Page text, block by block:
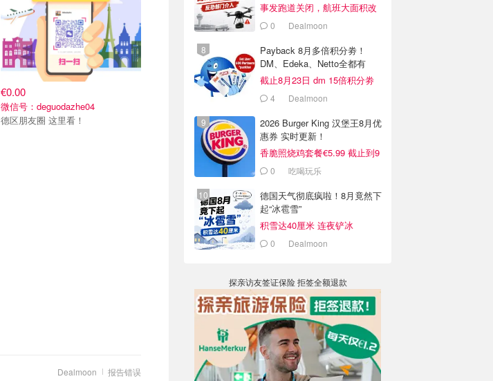
€0.00
微信号：deguodazhe04
德区朋友圈 这里看！
报告错误
Dealmoon
事发跑道关闭，航班大面积改
道 0 Dealmoon
Payback 8月多倍积分劵！
DM、Edeka、Netto全都有
截止8月23日 dm 15倍积分劵
4 Dealmoon
2026 Burger King 汉堡王8月优
惠券 实时更新！
香脆照烧鸡套餐€5.99 截止到9
月4日
0 吃喝玩乐
德国天气彻底疯啦！8月竟然下
起“冰雹雪”
积雪达40厘米 连夜铲冰
0 Dealmoon
探亲访友签证保险 拒签全额退款